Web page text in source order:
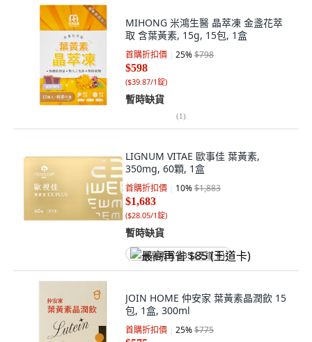
MIHONG 米鴻生醫 晶萃凍 金盞花萃
取 含葉黃素, 15g, 15包, 1盒
首購折扣價 25%$798
$598
($39.87/1錠)
暫時缺貨
(1)
LIGNUM VITAE 歐事佳 葉黃素,
350mg, 60顆, 1盒
首購折扣價 10%$1,883
$1,683
($28.05/1錠)
暫時缺貨
最高再省 $85 (王道卡)
JOIN HOME 仲安家 葉黃素晶潤飲 15
包, 1盒, 300ml
首購折扣價 25%$775